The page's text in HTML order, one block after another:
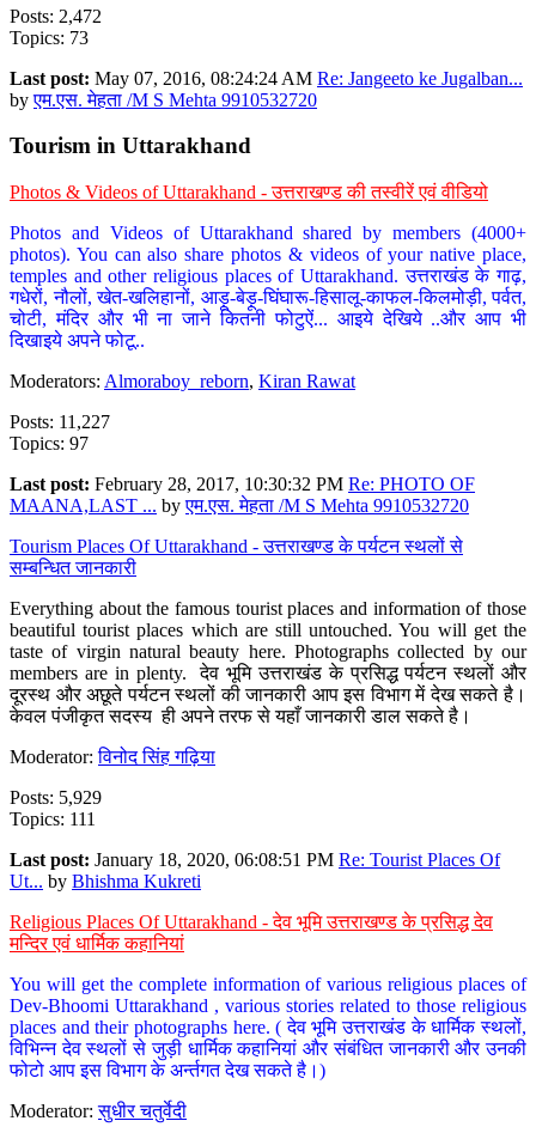
Posts: 2,472
Topics: 73
Last post: May 07, 2016, 08:24:24 AM Re: Jangeeto ke Jugalban...
byएम.एस. मेहता /M S Mehta 9910532720
Tourism in Uttarakhand
Photos & Videos of Uttarakhand - उत्तराखण्ड की तस्वीरें एवं वीडियो
Photos and Videos of Uttarakhand shared by members (4000+
photos). You can also share photos & videos of your native place,
temples and other religious places of Uttarakhand. उत्तराखंड के गाढ़,
गधेरों, नौलों, खेत-खलिहानों, आड़ू-बेड़ू-घिंघारू-हिसालू-काफल-किलमोड़ी, पर्वत,
चोटी, मंदिर और भी ना जाने कितनी फोटुऐं... आइये देखिये ..और आप भी
दिखाइये अपने फोटू..
Moderators: Almoraboy_reborn, Kiran Rawat
Posts: 11,227
Topics: 97
Last post: February 28, 2017, 10:30:32 PM Re: PHOTO OF
MAANA,LAST ... byएम.एस. मेहता /M S Mehta 9910532720
Tourism Places Of Uttarakhand - उत्तराखण्ड के पर्यटन स्थलों से
सम्बन्धित जानकारी
Everything about the famous tourist places and information of those
beautiful tourist places which are still untouched. You will get the
taste of virgin natural beauty here. Photographs collected by our
members are in plenty. देव भूमि उत्तराखंड के प्रसिद्ध पर्यटन स्थलों और
दूरस्थ और अछूते पर्यटन स्थलों की जानकारी आप इस विभाग में देख सकते है।
केवल पंजीकृत सदस्य ही अपने तरफ से यहाँ जानकारी डाल सकते है।
Moderator:विनोद सिंह गढ़िया
Posts: 5,929
Topics: 111
Last post: January 18, 2020, 06:08:51 PM Re: Tourist Places Of
Ut... by Bhishma Kukreti
Religious Places Of Uttarakhand - देव भूमि उत्तराखण्ड के प्रसिद्ध देव
मन्दिर एवं धार्मिक कहानियां
You will get the complete information of various religious places of
Dev-Bhoomi Uttarakhand , various stories related to those religious
places and their photographs here. ( देव भूमि उत्तराखंड के धार्मिक स्थलों,
विभिन्न देव स्थलों से जुड़ी धार्मिक कहानियां और संबंधित जानकारी और उनकी
फोटो आप इस विभाग के अर्न्तगत देख सकते है।)
Moderator:सुधीर चतुर्वेदी